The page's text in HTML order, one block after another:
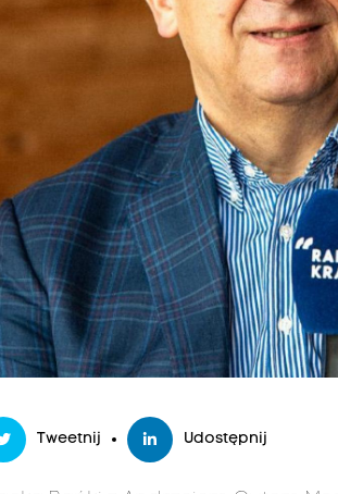
Tweetnij Udostępnij